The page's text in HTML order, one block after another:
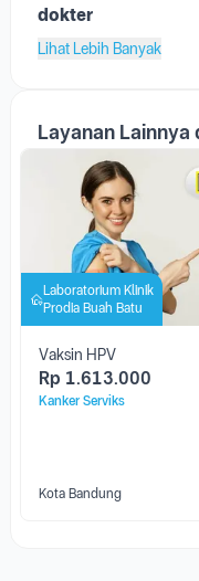
dokter
Lihat Lebih Banyak
Layanan Lainnya
Laboratorium Klinik
Prodia Buah Batu
Vaksin HPV
Rp 1.613.000
Kanker Serviks
Kota Bandung